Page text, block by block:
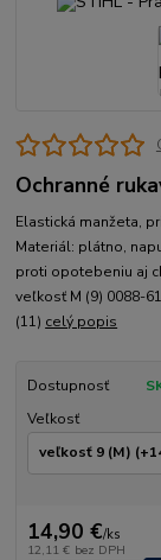
Ochranné
Elastická manžeta,
Materiál: plátno,
proti opotebeniu aj
veľkosť M (9) 0088-
(11) celý popis
Dostupnosť
Veľkosť
14,90 €/ks
12,11 € bez DPH